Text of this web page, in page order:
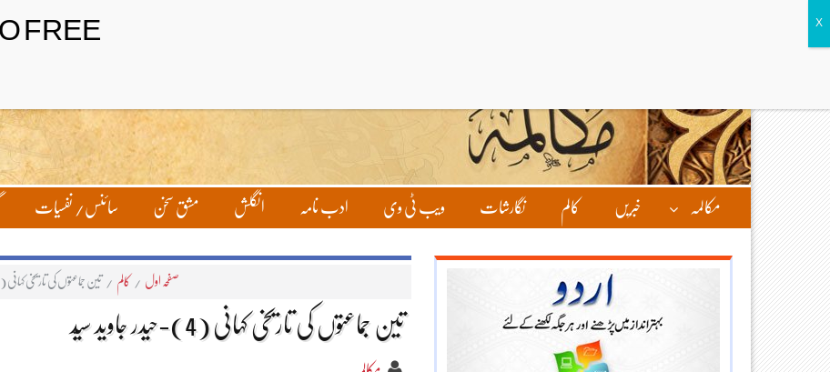
مکالمہ خبریں کالم نگارشات ویب ٹی وی ادب نامہ انگلش مشق سخن سائنس/ نفسیات
صفحہ اول / کالم / تین جماعتوں کی تاریخی کہانی (4)-حیدر جاوید سیّد
تین جماعتوں کی تاریخی کہانی (4)-حیدر جاوید سیّد